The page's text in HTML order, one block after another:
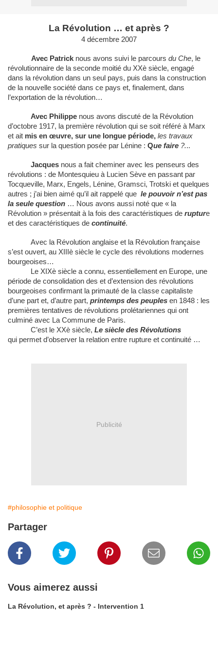
La Révolution … et après ?
4 décembre 2007
Avec Patrick nous avons suivi le parcours du Che, le
révolutionnaire de la seconde moitié du XXè siècle, engagé
dans la révolution dans un seul pays, puis dans la construction
de la nouvelle société dans ce pays et, finalement, dans
l’exportation de la révolution…
Avec Philippe nous avons discuté de la Révolution
d’octobre 1917, la première révolution qui se soit référé à Marx
et ait mis en œuvre, sur une longue période, les travaux
pratiques sur la question posée par Lénine : Que faire ?...
Jacques nous a fait cheminer avec les penseurs des
révolutions : de Montesquieu à Lucien Sève en passant par
Tocqueville, Marx, Engels, Lénine, Gramsci, Trotski et quelques
autres ; j’ai bien aimé qu’il ait rappelé que le pouvoir n’est pas
la seule question … Nous avons aussi noté que « la
Révolution » présentait à la fois des caractéristiques de rupture
et des caractéristiques de continuité.
Avec la Révolution anglaise et la Révolution française
s’est ouvert, au XIIIè siècle le cycle des révolutions modernes
bourgeoises…
Le XIXè siècle a connu, essentiellement en Europe, une
période de consolidation des et d’extension des révolutions
bourgeoises confirmant la primauté de la classe capitaliste
d’une part et, d’autre part, printemps des peuples en 1848 : les
premières tentatives de révolutions prolétariennes qui ont
culminé avec La Commune de Paris.
C’est le XXè siècle,Le siècle des Révolutions
qui permet d’observer la relation entre rupture et continuité …
Publicité
#philosophie et politique
Partager
Vous aimerez aussi
La Révolution, et après ? - Intervention 1